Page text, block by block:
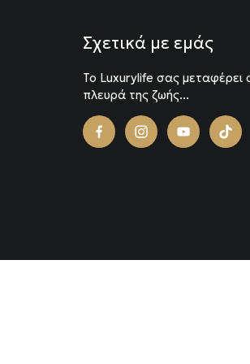
Σχετικά με εμάς
To Luxurylife σας μεταφέρει
πλευρά της ζωής...